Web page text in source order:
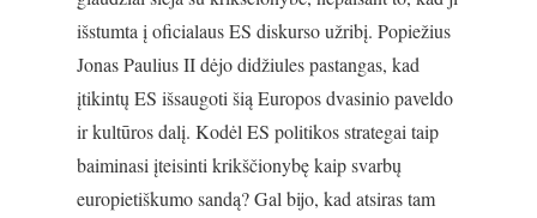
išstumta į oficialaus ES diskurso užribį. Popiežius
Jonas Paulius II dėjo didžiules pastangas, kad
įtikintų ES išsaugoti šią Europos dvasinio paveldo
ir kultūros dalį. Kodėl ES politikos strategai taip
baiminasi įteisinti krikščionybę kaip svarbų
europietiškumo sandą? Gal bijo, kad atsiras tam